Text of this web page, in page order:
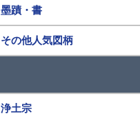
墨蹟・書
その他人気図柄
浄土宗